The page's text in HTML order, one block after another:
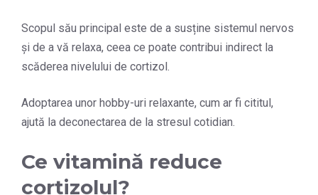
Scopul său principal este de a susține sistemul nervos
și de a vă relaxa, ceea ce poate contribui indirect la
scăderea nivelului de cortizol.
Adoptarea unor hobby-uri relaxante, cum ar fi cititul,
ajută la deconectarea de la stresul cotidian.
Ce vitamină reduce
cortizolul?